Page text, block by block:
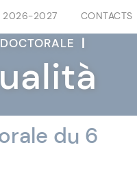
2026-2027 CONTACTS
|
du 6